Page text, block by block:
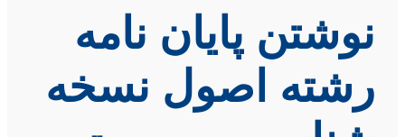
نوشتن پایان نامه
رشته اصول نسخه